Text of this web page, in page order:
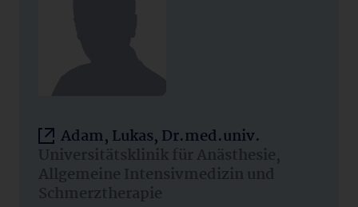
Adam, Lukas, Dr.med.univ.
Universitätsklinik für Anästhesie,
Allgemeine Intensivmedizin und
Schmerztherapie